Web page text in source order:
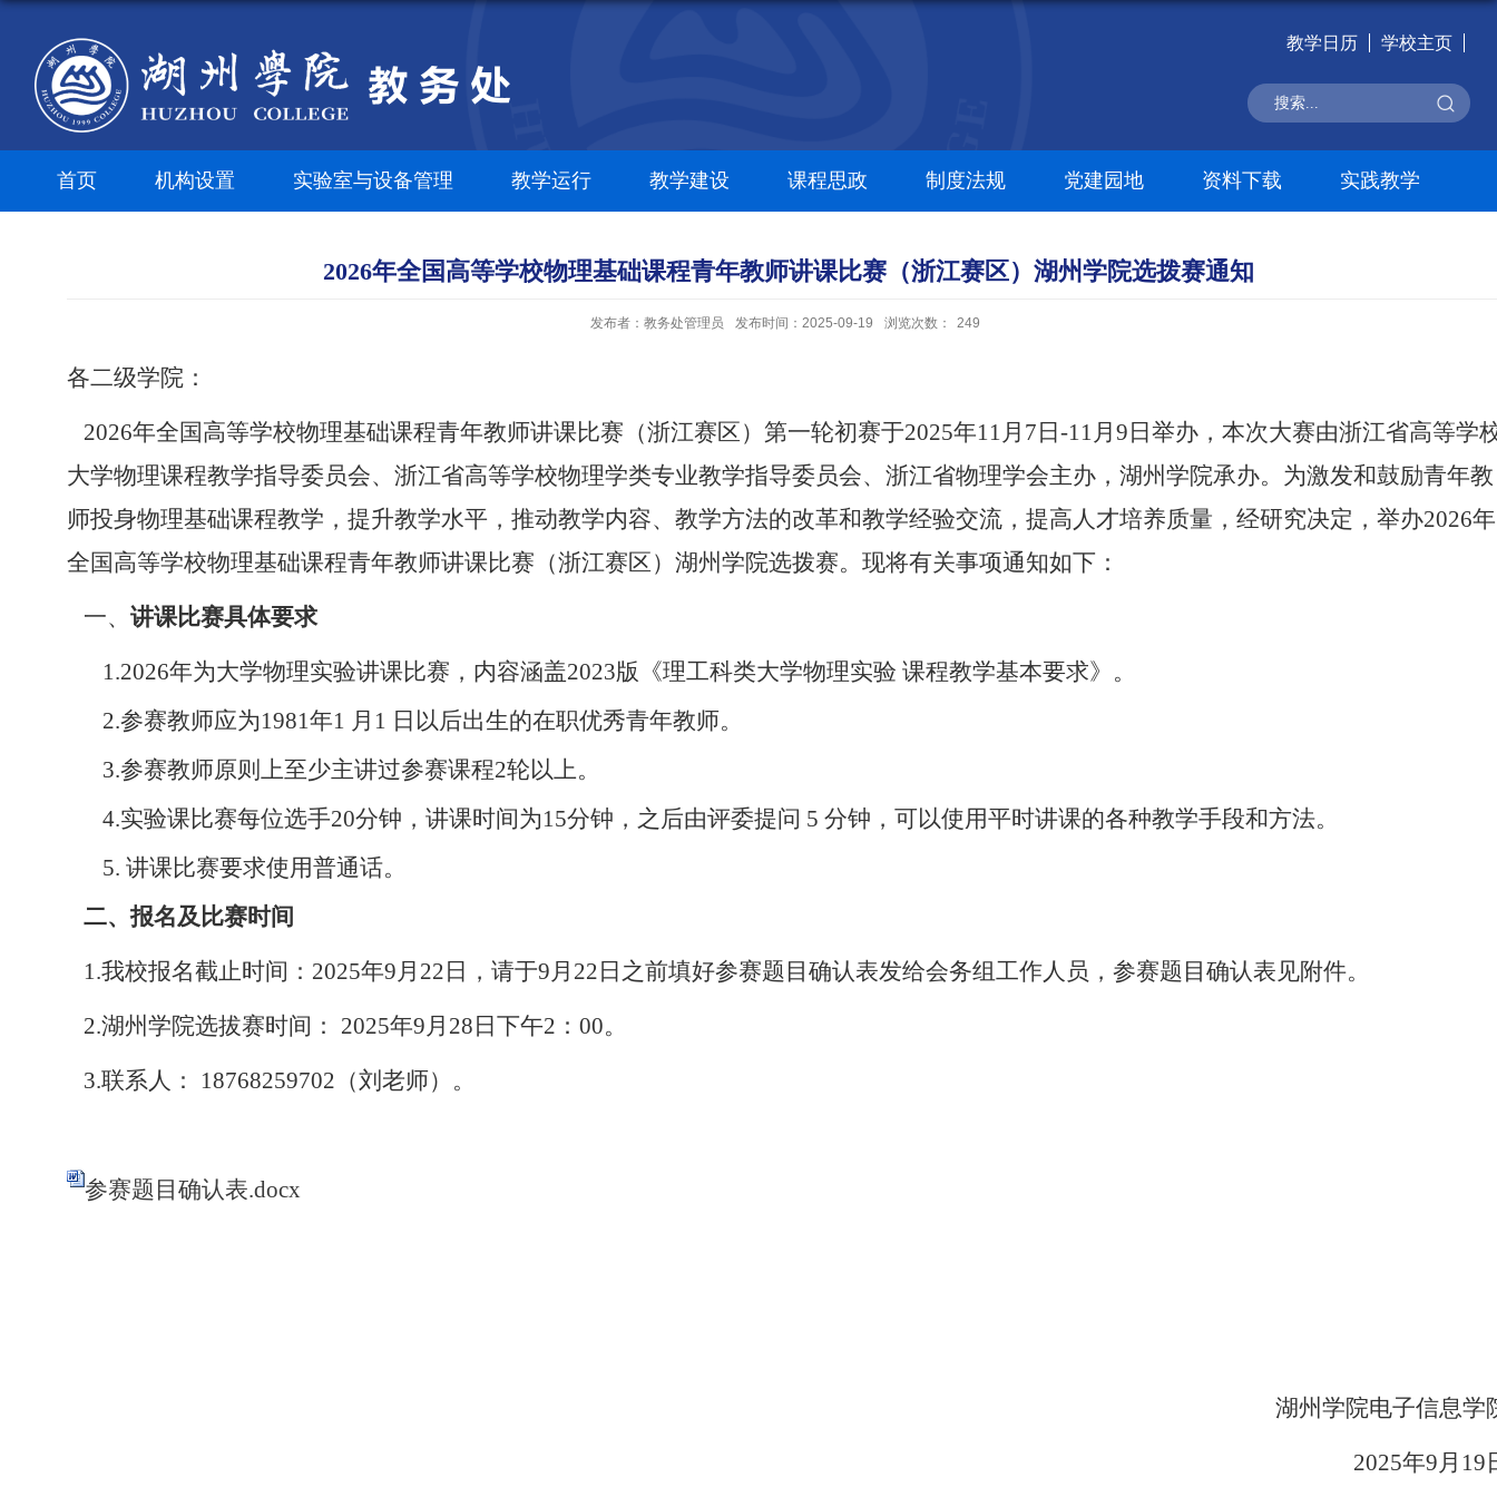
教学日历 学校主页
首页 机构设置 实验室与设备管理 教学运行 教学建设 课程思政 制度法规 党建园地 资料下载 实践教学
2026年全国高等学校物理基础课程青年教师讲课比赛（浙江赛区）湖州学院选拨赛通知
发布者：教务处管理员 发布时间：2025-09-19 浏览次数： 249
各二级学院：
2026年全国高等学校物理基础课程青年教师讲课比赛（浙江赛区）第一轮初赛于2025年11月7日-11月9日举办，本次大赛由浙江省高等学
大学物理课程教学指导委员会、浙江省高等学校物理学类专业教学指导委员会、浙江省物理学会主办，湖州学院承办。 为激发和鼓励青年教
师投身物理基础课程教学，提升教学水平，推动教学内容、教学方法的改革和教学经验交流，提高人才培养质量 ， 经研究决定，举办2026年
全国高等学校物理基础课程青年教师讲课比赛（浙江赛区）湖州学院选拨赛。现将有关事项通知如下：
一、 讲课比赛具体要求
1.2026年为大学物理实验讲课比赛，内容涵盖2023版《理工科类大学物理实验 课程教学基本要求》 。
2.参赛教师应为1981年1 月1 日以后出生的在职优秀青年教师。
3.参赛教师原则上至少主讲过参赛课程2轮以上。
4.实验课比赛每位选手20分钟，讲课时间为15分钟，之后由评委提问 5 分钟，可以使用平时讲课的各种教学手段和方法。
5. 讲课比赛要求使用普通话。
二、报名及比赛时间
1.我校报名截止时间：2025年9月22日，请于9月22日之前填好参赛题目确认表发给会务组工作人员，参赛题目确认表见附件。
2.湖州学院选拔赛时间： 2025年9月28日下午2：00。
3.联系人： 18768259702（刘老师）。
参赛题目确认表.docx
湖州学院电子信息学
2025年9月19